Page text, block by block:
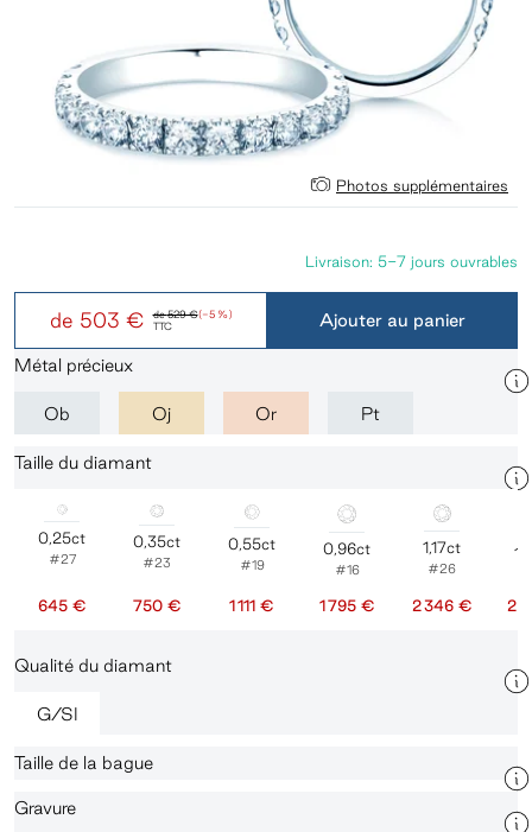
Photos supplémentaires
de529 €(-5 %)
de 503 € TTC
Livraison: 5-7 jours ouvrables
Ajouter au panier
Métal précieux
Ob Oj Or Pt
Taille du diamant
0,25ct
#27
645 €
0,35ct
#23
750 €
0,55ct
#19
1 111 €
0,96ct
#16
1 795 €
1,17ct
#26
2 346 € 2
Qualité du diamant
G/SI
Taille de la bague
Gravure